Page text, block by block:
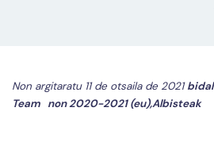
Non argitaratu 11 de otsaila de 2021
Team non2020-2021 (eu),Albisteak